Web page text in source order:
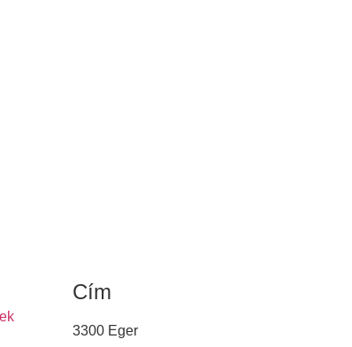
Cím
3300 Eger